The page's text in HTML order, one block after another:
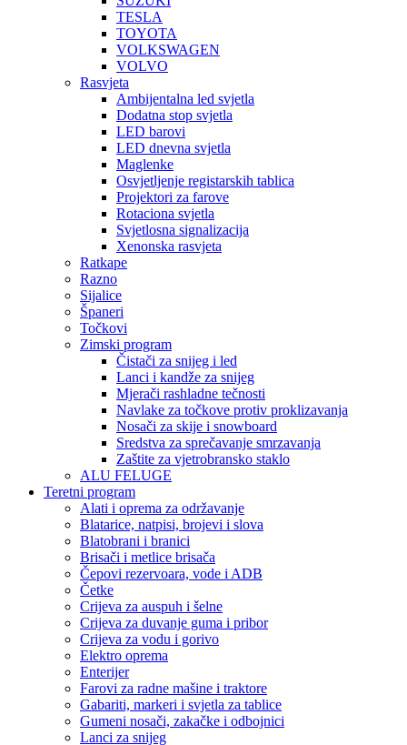
TESLA
TOYOTA
VOLKSWAGEN
VOLVO
Rasvjeta
Ambijentalna led svjetla
Dodatna stop svjetla
LED barovi
LED dnevna svjetla
Maglenke
Osvjetljenje registarskih tablica
Projektori za farove
Rotaciona svjetla
Svjetlosna signalizacija
Xenonska rasvjeta
Ratkape
Razno
Sijalice
Španeri
Točkovi
Zimski program
Čistači za snijeg i led
Lanci i kandže za snijeg
Mjerači rashladne tečnosti
Navlake za točkove protiv proklizavanja
Nosači za skije i snowboard
Sredstva za sprečavanje smrzavanja
Zaštite za vjetrobransko staklo
ALU FELUGE
Teretni program
Alati i oprema za održavanje
Blatarice, natpisi, brojevi i slova
Blatobrani i branici
Brisači i metlice brisača
Čepovi rezervoara, vode i ADB
Četke
Crijeva za auspuh i šelne
Crijeva za duvanje guma i pribor
Crijeva za vodu i gorivo
Elektro oprema
Enterijer
Farovi za radne mašine i traktore
Gabariti, markeri i svjetla za tablice
Gumeni nosači, zakačke i odbojnici
Lanci za snijeg